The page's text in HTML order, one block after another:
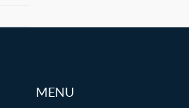
MENU